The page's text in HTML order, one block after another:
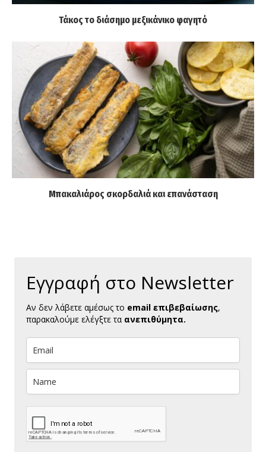
Τάκος το διάσημο μεξικάνικο φαγητό
Μπακαλιάρος σκορδαλιά και επανάσταση
Εγγραφή στο Newsletter
Αν δεν λάβετε αμέσως το email επιβεβαίωσης,
παρακαλούμε ελέγξτε τα ανεπιθύμητα.